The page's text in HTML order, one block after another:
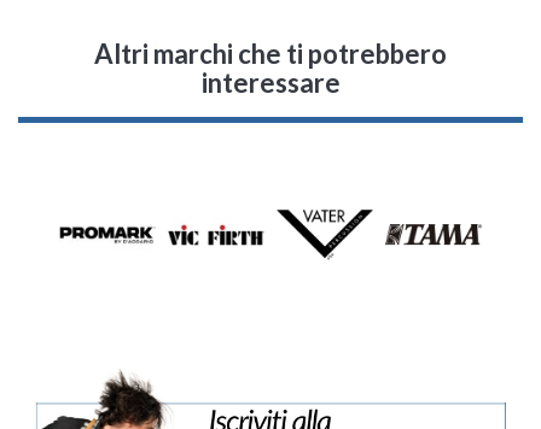
Altri marchi che ti potrebbero
interessare